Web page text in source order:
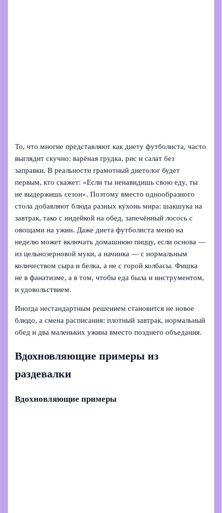
То, что многие представляют как диету футболиста, часто
выглядит скучно: варёная грудка, рис и салат без
заправки. В реальности грамотный диетолог будет
первым, кто скажет: «Если ты ненавидишь свою еду, ты
не выдержишь сезон». Поэтому вместо однообразного
стола добавляют блюда разных кухонь мира: шакшука на
завтрак, тако с индейкой на обед, запечённый лосось с
овощами на ужин. Даже диета футболиста меню на
неделю может включать домашнюю пиццу, если основа —
из цельнозерновой муки, а начинка — с нормальным
количеством сыра и белка, а не с горой колбасы. Фишка
не в фанатизме, а в том, чтобы еда была и инструментом,
и удовольствием.
Иногда нестандартным решением становится не новое
блюдо, а смена расписания: плотный завтрак, нормальный
обед и два маленьких ужина вместо позднего объедания.
Вдохновляющие примеры из
раздевалки
Вдохновляющие примеры